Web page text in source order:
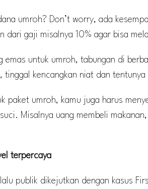
umroh? Don’t worry, ada
dari gaji misalnya 10% agar bisa
emas untuk umroh, tabungan di
tinggal kencangkan niat dan tentunya
paket umroh, kamu juga harus
Misalnya uang membeli
terpercaya
publik dikejutkan dengan kasus